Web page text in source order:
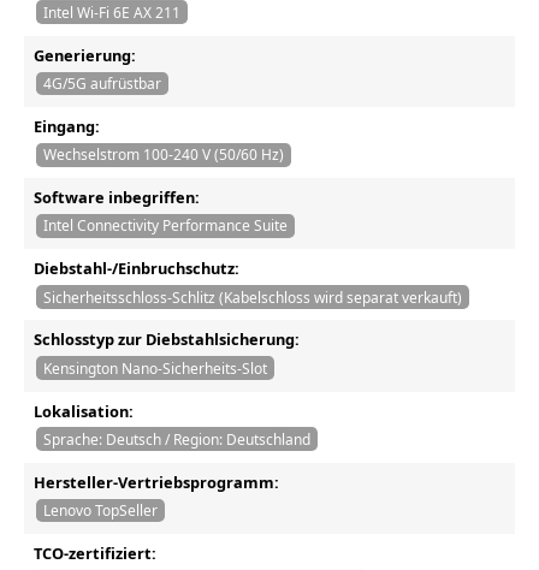
Intel Wi-Fi 6E AX 211
Generierung:
4G/5G aufrüstbar
Eingang:
Wechselstrom 100-240 V (50/60 Hz)
Software inbegriffen:
Intel Connectivity Performance Suite
Diebstahl-/Einbruchschutz:
Sicherheitsschloss-Schlitz (Kabelschloss wird separat verkauft)
Schlosstyp zur Diebstahlsicherung:
Kensington Nano-Sicherheits-Slot
Lokalisation:
Sprache: Deutsch / Region: Deutschland
Hersteller-Vertriebsprogramm:
Lenovo TopSeller
TCO-zertifiziert: